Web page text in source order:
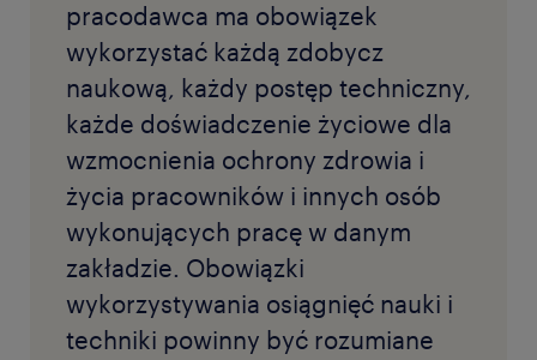
pracodawca ma obowiązek
wykorzystać każdą zdobycz
naukową, każdy postęp techniczny,
każde doświadczenie życiowe dla
wzmocnienia ochrony zdrowia i
życia pracowników i innych osób
wykonujących pracę w danym
zakładzie. Obowiązki
wykorzystywania osiągnięć nauki i
techniki powinny być rozumiane